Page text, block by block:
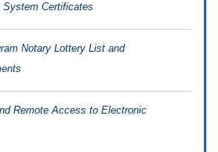
Certificates
Notary Lottery List and
Remote Access to Electronic